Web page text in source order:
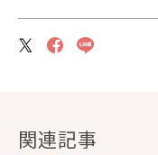
関連記事